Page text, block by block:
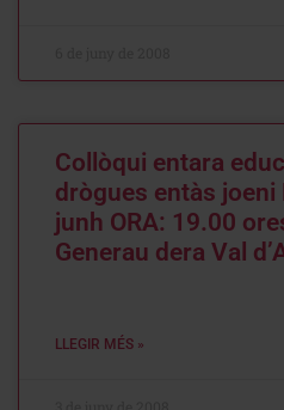
Collòqui entara
drògues entàs joeni
junh ORA: 19.00
Generau dera Val
LLEGIR MÉS »